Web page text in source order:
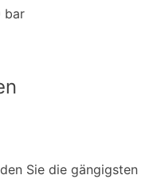
bar
Sie die gängigsten